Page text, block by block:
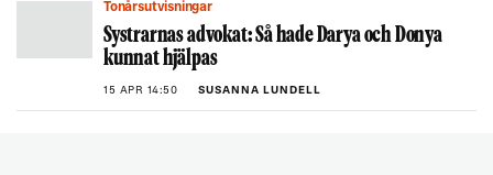
Tonårsutvisningar
Systrarnas advokat: Så hade Darya och Donya
kunnat hjälpas
15 APR 14:50 SUSANNA LUNDELL